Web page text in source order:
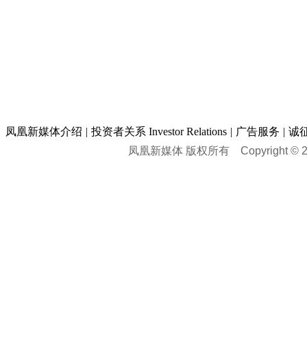
凤凰新媒体介绍 | 投资者关系 Investor Relations | 广告服务 | 诚
凤凰新媒体 版权所有 Copyright ©